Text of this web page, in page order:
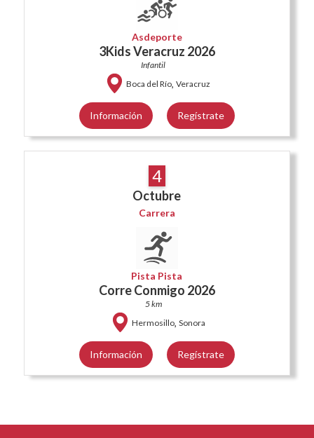
Asdeporte
3Kids Veracruz 2026
Infantil
Boca del Río, Veracruz
Información Regístrate
4
Octubre
Carrera
Pista Pista
Corre Conmigo 2026
5 km
Hermosillo, Sonora
Información Regístrate